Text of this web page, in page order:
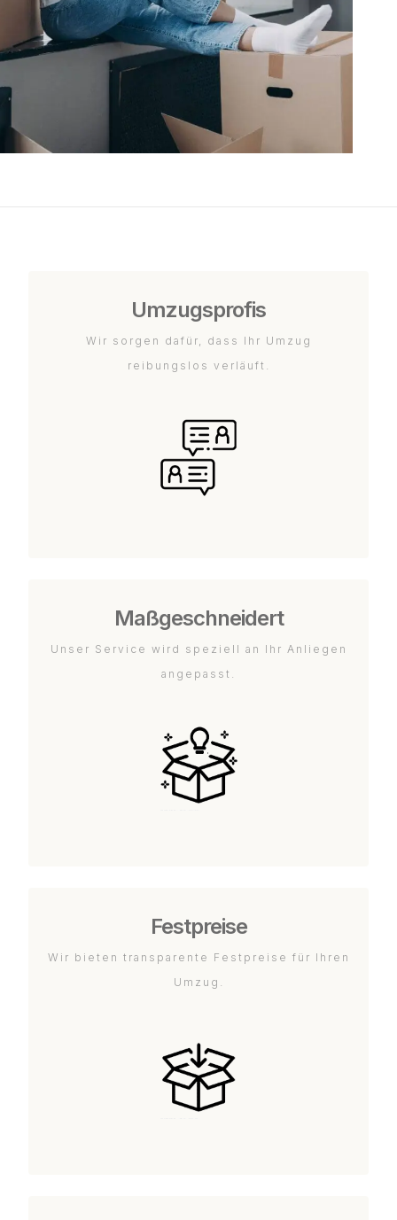
Umzugsprofis
Wir sorgen dafür, dass Ihr Umzug
reibungslos verläuft.
Maßgeschneidert
Unser Service wird speziell an Ihr Anliegen
angepasst.
Festpreise
Wir bieten transparente Festpreise für Ihren
Umzug.